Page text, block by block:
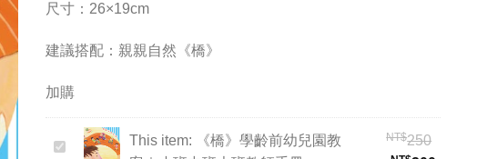
尺寸：26×19cm
建議搭配：親親自然《橋》
加購
《橋》
This item:
《橋》學齡前幼兒園教
NT$250